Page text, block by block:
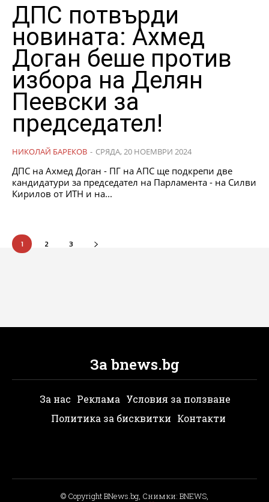
ДПС потвърди
новината: Ахмед
Доган беше против
избора на Делян
Пеевски за
председател!
НИКОЛАЙ БАРЕКОВ - СРЯДА, 20 НОЕМВРИ 2024
ДПС на Ахмед Доган - ПГ на АПС ще подкрепи две
кандидатури за председател на Парламента - на Силви
Кирилов от ИТН и на...
1 2 3
За bnews.bg
За нас Реклама Условия за ползване
Политика за бисквитки Контакти
© Copyright BNews.bg, Снимки: BNEWS,